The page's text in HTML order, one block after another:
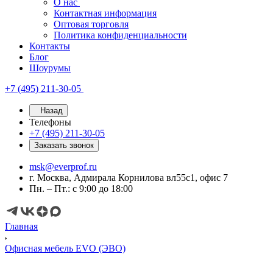
О нас
Контактная информация
Оптовая торговля
Политика конфиденциальности
Контакты
Блог
Шоурумы
+7 (495) 211-30-05
Назад
Телефоны
+7 (495) 211-30-05
Заказать звонок
msk@everprof.ru
г. Москва, Адмирала Корнилова вл55с1, офис 7
Пн. – Пт.: с 9:00 до 18:00
Главная
Офисная мебель EVO (ЭВО)